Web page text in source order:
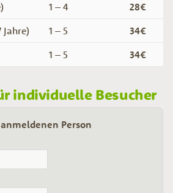
1 – 4
28€
Jahre)
1 – 5
34€
1 – 5 34€
individuelle Besucher
Person